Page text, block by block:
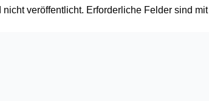
veröffentlicht. Erforderliche Felder sind mit